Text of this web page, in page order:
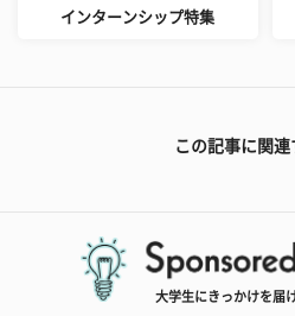
インターンシップ特集
この記事に関連
大学生にきっかけを届